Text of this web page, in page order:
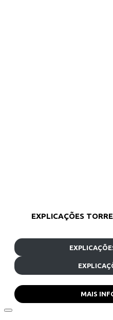
EXPLICAÇÕES
MAIS